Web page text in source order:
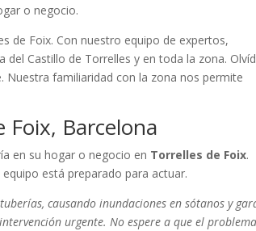
o negocio.
de Foix. Con nuestro equipo de expertos,
Castillo de Torrelles y en toda la zona.
Nuestra familiaridad con la zona nos permite
Foix, Barcelona
en su hogar o negocio en Torrelles de Foix.
está preparado para actuar.
causando inundaciones en sótanos y
urgente. No espere a que el problema